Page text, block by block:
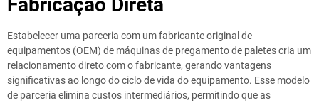
Fabricação Direta
Estabelecer uma parceria com um fabricante original de
equipamentos (OEM) de máquinas de pregamento de paletes cria um
relacionamento direto com o fabricante, gerando vantagens
significativas ao longo do ciclo de vida do equipamento. Esse modelo
de parceria elimina custos intermediários, permitindo que as